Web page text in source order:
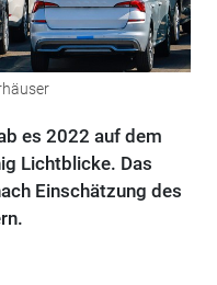
es 2022 auf dem
Lichtblicke. Das
Einschätzung des